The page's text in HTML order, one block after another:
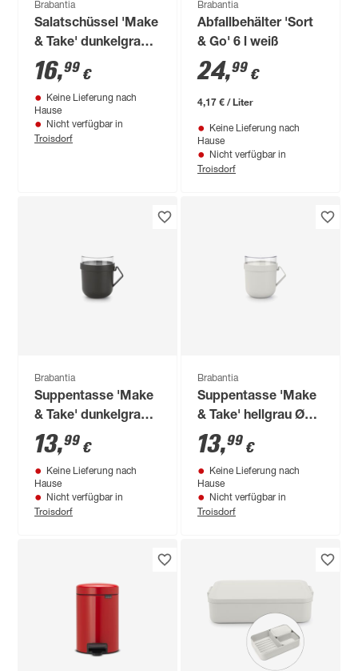
Brabantia
Salatschüssel 'Make
& Take' dunkelgrau
Ø 40,5 cm 1,3 l
16,99 €
Keine Lieferung nach
Hause
Nicht verfügbar in
Troisdorf
Brabantia
Abfallbehälter 'Sort
& Go' 6 l weiß
24,99 €
4,17 € / Liter
Keine Lieferung nach
Hause
Nicht verfügbar in
Troisdorf
Brabantia
Suppentasse 'Make
& Take' dunkelgrau
Ø 33,5 cm 0,6 l
13,99 €
Keine Lieferung nach
Hause
Nicht verfügbar in
Troisdorf
Brabantia
Suppentasse 'Make
& Take' hellgrau Ø
33,5 cm 0,6 l
13,99 €
Keine Lieferung nach
Hause
Nicht verfügbar in
Troisdorf